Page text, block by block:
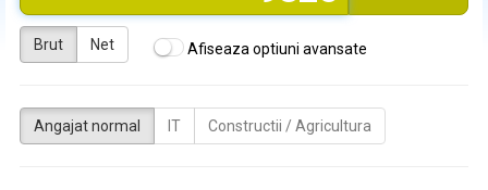
Brut Net Afiseaza optiuni avansate
Angajat normal IT Constructii / Agricultura